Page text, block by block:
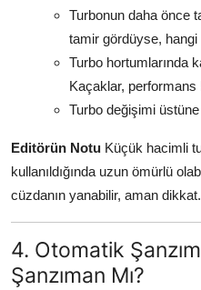
Turbonun daha önce
tamir gördüyse, hangi
Turbo hortumlarında
Kaçaklar, performans
Turbo değişimi
Editörün Notu Küçük hacimli
kullanıldığında uzun ömürlü
cüzdanın yanabilir, aman dikkat.
4. Otomatik
Şanzıman Mı?